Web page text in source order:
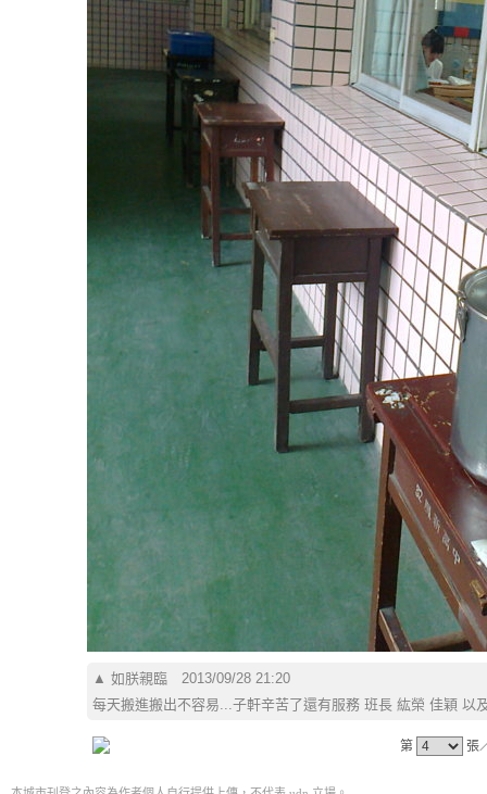
▲ 如朕親臨
2013/09/28 21:20
每天搬進搬出不容易...子軒辛苦了還有服務 班長 紘榮 佳穎 以
第 張